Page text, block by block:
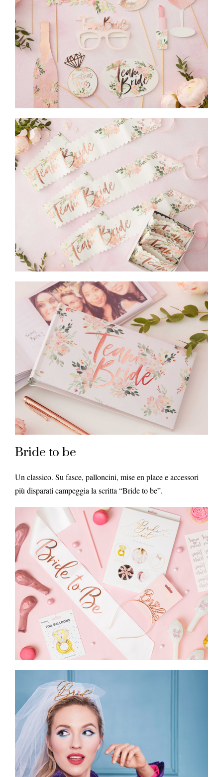
Bride to be
Un classico. Su fasce, palloncini, mise en place e accessori
più disparati campeggia la scritta “Bride to be”.